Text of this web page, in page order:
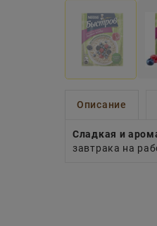
Описание
Сладкая и
завтрака на